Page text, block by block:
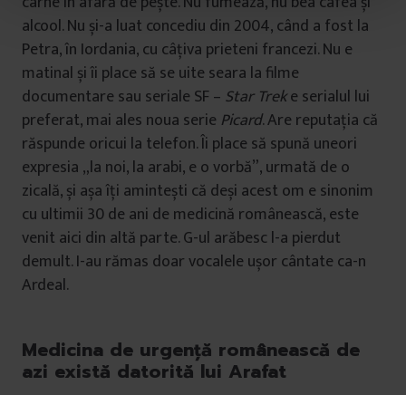
alcool. Nu și-a luat concediu din 2004, când a fost la
Petra, în Iordania, cu câțiva prieteni francezi. Nu e
matinal și îi place să se uite seara la filme
documentare sau seriale SF – Star Treke serialul lui
preferat, mai ales noua serie Picard. Are reputația că
răspunde oricui la telefon. Îi place să spună uneori
expresia „la noi, la arabi, e o vorbă”, urmată de o
zicală, și așa îți amintești că deși acest om e sinonim
cu ultimii 30 de ani de medicină românească, este
venit aici din altă parte. G-ul arăbesc l-a pierdut
demult. I-au rămas doar vocalele ușor cântate ca-n
Ardeal.
Medicina de urgență românească de
azi există datorită lui Arafat